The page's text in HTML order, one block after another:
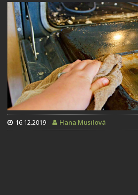
16.12.2019 Hana Musilová